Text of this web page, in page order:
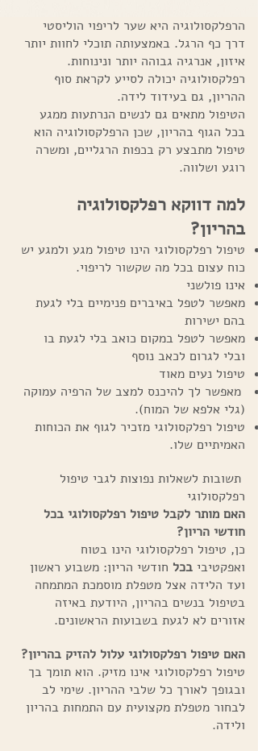
הרפלקסולוגיה היא שער לריפוי הוליסטי
דרך כף הרגל. באמצעותה תוכלי לחוות יותר
איזון, אנרגיה גבוהה יותר ונינוחות.
רפלקסולוגיה יכולה לסייע לקראת סוף
ההריון, גם בעידוד לידה.
הטיפול מתאים גם לנשים הנרתעות ממגע
בכל הגוף בהריון, שכן הרפלקסולוגיה הוא
טיפול מתבצע רק בכפות הרגליים, ומשרה
רוגע ושלווה.
למה דווקא רפלקסולוגיה
בהריון?
טיפול רפלקסולוגי הינו טיפול מגע ולמגע יש
כוח עצום בכל מה שקשור לריפוי.
אינו פולשני
מאפשר לטפל באיברים פנימיים בלי לגעת
בהם ישירות
מאפשר לטפל במקום כואב בלי לגעת בו
ובלי לגרום לכאב נוסף
טיפול נעים מאוד
מאפשר לך להיכנס למצב של הרפיה עמוקה
(גלי אלפא של המוח).
טיפול רפלקסולוגי מזכיר לגוף את הכוחות
האמיתיים שלו.
תשובות לשאלות נפוצות לגבי טיפול
רפלקסולוגי
האם מותר לקבל טיפול רפלקסולוגי בכל
חודשי הריון?
כן, טיפול רפלקסולוגי הינו בטוח
ואפקטיבי בכל חודשי הריון: משבוע ראשון
ועד הלידה אצל מטפלת מוסמכת המתמחה
בטיפול בנשים בהריון, היודעת באיזה
אזורים לא לגעת בשבועות הראשונים.
האם טיפול רפלקסולוגי עלול להזיק בהריון?
טיפול רפלקסולוגי אינו מזיק. הוא תומך בך
ובגופך לאורך כל שלבי ההריון. שימי לב
לבחור מטפלת מקצועית עם התמחות בהריון
ולידה​.